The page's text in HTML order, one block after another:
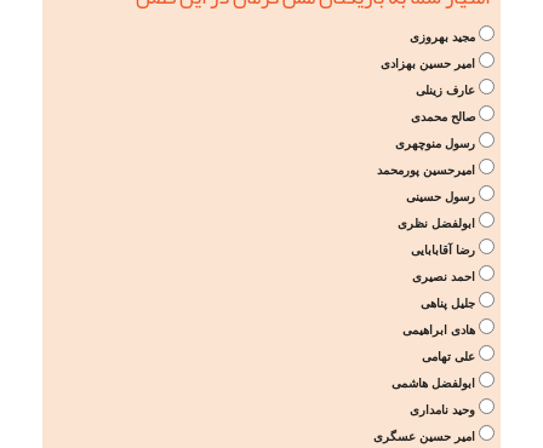
مجید بهروزی
امیر حسین بهزادی
عارف زینلی
صالح محمدی
رسول منوچهری
امیرحسین پورمحمد
رسول حسینی
ابولفضل نظری
رضا آقابابایی
احمد نصیری
جلیل پناهی
هادی ابراهیمی
علی تهامی
ابولفضل هاشمی
وحید نامداری
امیر حسین عسگری